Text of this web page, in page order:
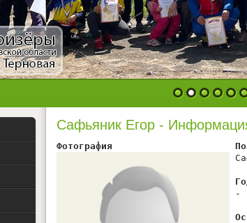
1 2 3 4 5 6
Сафьяник Егор -
Фотография
-